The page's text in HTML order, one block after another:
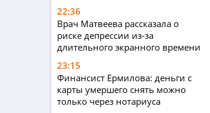
22:36
Врач Матвеева рассказала о
риске депрессии из-за
длительного экранного времени
23:15
Финансист Ермилова: деньги с
карты умершего снять можно
только через нотариуса